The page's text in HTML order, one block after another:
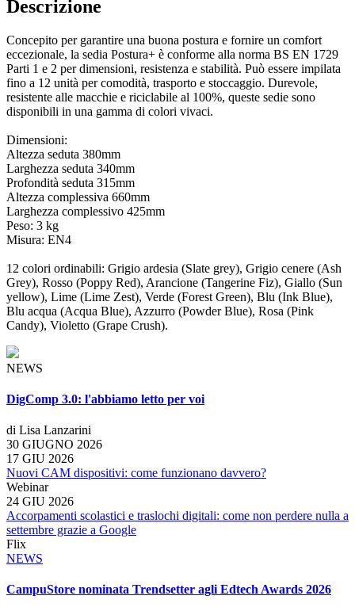
Descrizione
Concepito per garantire una buona postura e fornire un comfort
eccezionale, la sedia Postura+ è conforme alla norma BS EN 1729
Parti 1 e 2 per dimensioni, resistenza e stabilità. Può essere impilata
fino a 12 unità per comodità, trasporto e stoccaggio. Durevole,
resistente alle macchie e riciclabile al 100%, queste sedie sono
disponibili in una gamma di colori vivaci.
Dimensioni:
Altezza seduta 380mm
Larghezza seduta 340mm
Profondità seduta 315mm
Altezza complessiva 660mm
Larghezza complessivo 425mm
Peso: 3 kg
Misura: EN4
12 colori ordinabili: Grigio ardesia (Slate grey), Grigio cenere (Ash
Grey), Rosso (Poppy Red), Arancione (Tangerine Fiz), Giallo (Sun
yellow), Lime (Lime Zest), Verde (Forest Green), Blu (Ink Blue),
Blu acqua (Acqua Blue), Azzurro (Powder Blue), Rosa (Pink
Candy), Violetto (Grape Crush).
NEWS
DigComp 3.0: l'abbiamo letto per voi
di Lisa Lanzarini
30 GIUGNO 2026
17 GIU 2026
Nuovi CAM dispositivi: come funzionano davvero?
Webinar
24 GIU 2026
Accorpamenti scolastici e traslochi digitali: come non perdere nulla a
settembre grazie a Google
Flix
NEWS
CampuStore nominata Trendsetter agli Edtech Awards 2026